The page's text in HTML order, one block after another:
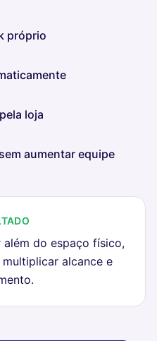
próprio
loja
aumentar equipe
além do espaço físico,
alcance e